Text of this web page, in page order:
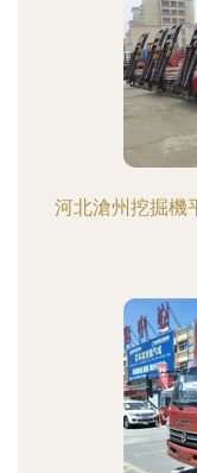
河北滄州挖掘機